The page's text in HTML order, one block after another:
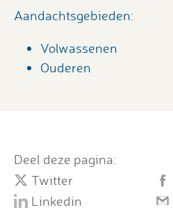
Aandachtsgebieden:
Volwassenen
Ouderen
Deel deze pagina:
Twitter
Linkedin